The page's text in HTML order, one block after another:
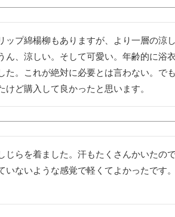
ップ綿楊柳もありますが、より一層の涼
ん、涼しい。そして可愛い。年齢的に浴
た。これが絶対に必要とは言わない。で
ど購入して良かったと思います。
じらを着ました。汗もたくさんかいたの
ないような感覚で軽くてよかったです。